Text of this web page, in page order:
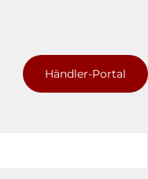
Händler-Portal